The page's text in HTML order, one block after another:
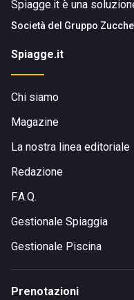
Spiagge.it è una
Società del Gruppo
Spiagge.it
Chi siamo
Magazine
La nostra linea editoriale
Redazione
F.A.Q.
Gestionale Spiaggia
Gestionale Piscina
Prenotazioni